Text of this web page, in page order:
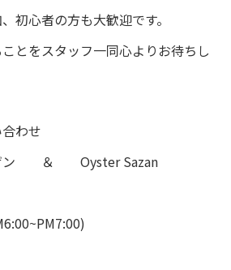
初心者の方も大歓迎です。
とをスタッフ一同心よりお待ちし
わせ
ン ＆ Oyster Sazan